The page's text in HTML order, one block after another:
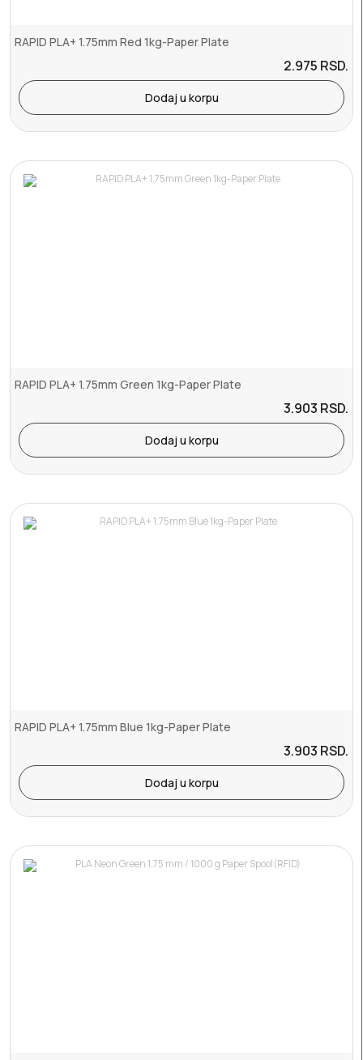
RAPID PLA+ 1.75mm Red 1kg-Paper Plate
2.975 RSD.
Dodaj u korpu
RAPID PLA+ 1.75mm Green 1kg-Paper Plate
3.903 RSD.
Dodaj u korpu
RAPID PLA+ 1.75mm Blue 1kg-Paper Plate
3.903 RSD.
Dodaj u korpu